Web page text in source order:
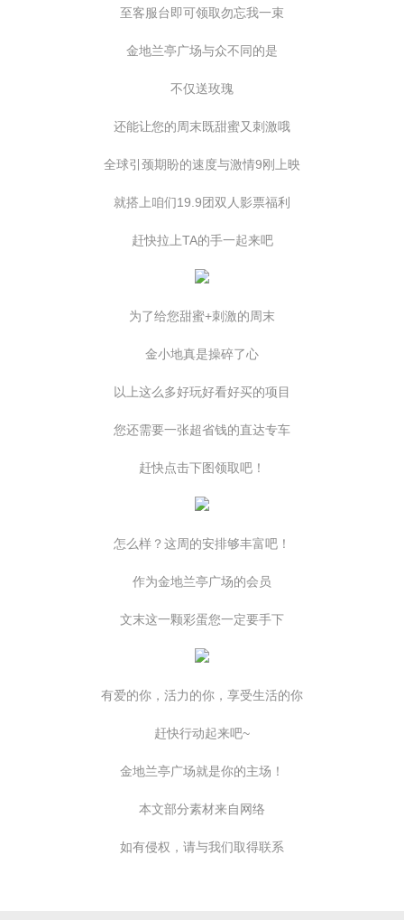
至客服台即可领取勿忘我一束
金地兰亭广场与众不同的是
不仅送玫瑰
还能让您的周末既甜蜜又刺激哦
全球引颈期盼的速度与激情9刚上映
就搭上咱们19.9团双人影票福利
赶快拉上TA的手一起来吧
为了给您甜蜜+刺激的周末
金小地真是操碎了心
以上这么多好玩好看好买的项目
您还需要一张超省钱的直达专车
赶快点击下图领取吧！
怎么样？这周的安排够丰富吧！
作为金地兰亭广场的会员
文末这一颗彩蛋您一定要手下
有爱的你，活力的你，享受生活的你
赶快行动起来吧~
金地兰亭广场就是你的主场！
本文部分素材来自网络
如有侵权，请与我们取得联系